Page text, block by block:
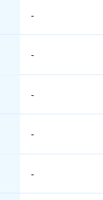
-
-
-
-
-